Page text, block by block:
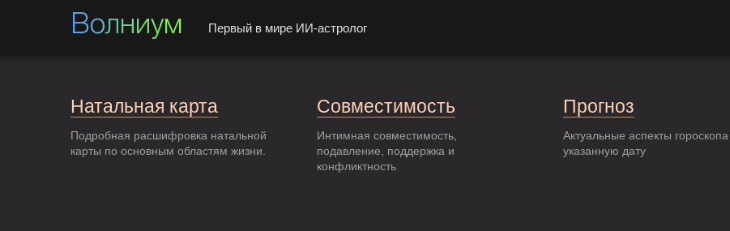
Волниум Первый в мире ИИ-астролог
Натальная карта
Подробная расшифровка натальной
карты по основным областям жизни.
Совместимость
Интимная совместимость,
подавление, поддержка и
конфликтность
Прогноз
Актуальные аспекты
указанную дату